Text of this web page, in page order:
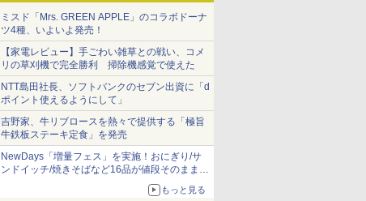
ミスド「Mrs. GREEN APPLE」のコラボドーナ
ツ4種、いよいよ発売！
【家電レビュー】手ごわい雑草との戦い、コメ
リの草刈機で完全勝利 掃除機感覚で使えた
NTT島田社長、ソフトバンクのセブン出資に「d
ポイント使えるようにして」
吉野家、牛リブロースを熱々で提供する「極旨
牛鉄板ステーキ定食」を発売
NewDays「増量フェス」を実施！おにぎり/サ
ンドイッチ/焼きそばなど16品が値段そのままで
もっと見る